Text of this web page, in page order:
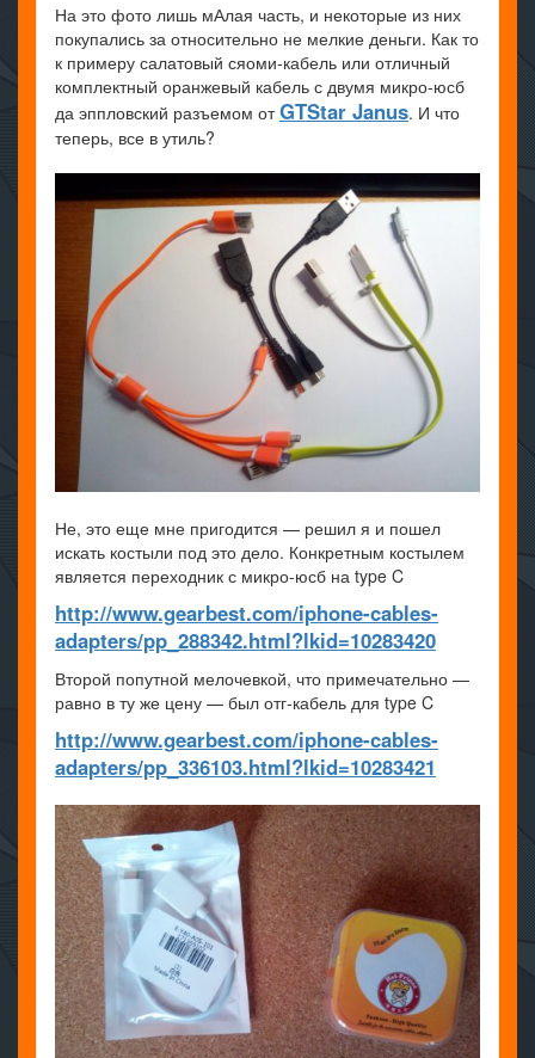
На это фото лишь мАлая часть, и некоторые из них
покупались за относительно не мелкие деньги. Как то
к примеру салатовый сяоми-кабель или отличный
комплектный оранжевый кабель с двумя микро-юсб
да эппловский разъемом отGTStar Janus. И что
теперь, все в утиль?
Не, это еще мне пригодится — решил я и пошел
искать костыли под это дело. Конкретным костылем
является переходник с микро-юсб на type C
http://www.gearbest.com/iphone-cables-
adapters/pp_288342.html?lkid=10283420
Второй попутной мелочевкой, что примечательно —
равно в ту же цену — был отг-кабель для type C
http://www.gearbest.com/iphone-cables-
adapters/pp_336103.html?lkid=10283421